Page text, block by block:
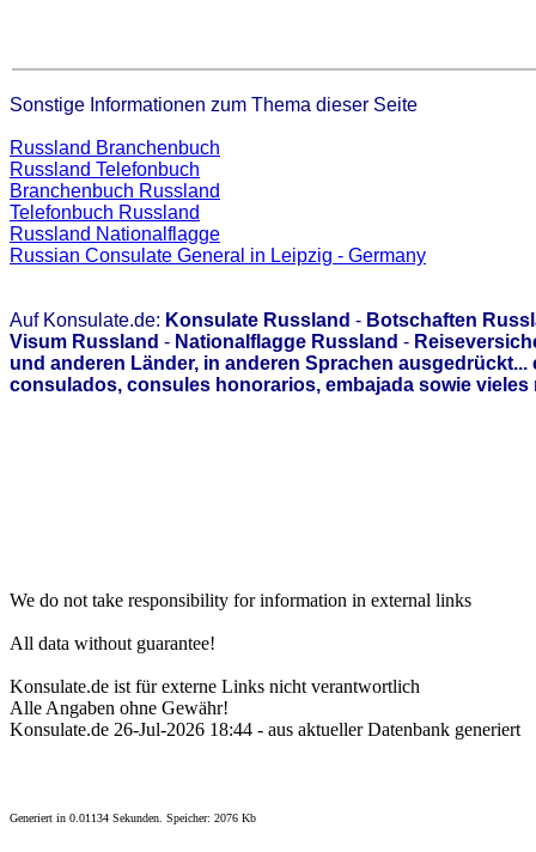
Sonstige Informationen zum Thema dieser Seite
Russland Branchenbuch
Russland Telefonbuch
Branchenbuch Russland
Telefonbuch Russland
Russland Nationalflagge
Russian Consulate General in Leipzig - Germany
Auf Konsulate.de: Konsulate Russland - Botschaften
Visum Russland - Nationalflagge Russland -
und anderen Länder, in anderen Sprachen
consulados, consules honorarios, embajada sowie vieles
We do not take responsibility for information in external links
All data without guarantee!
Konsulate.de ist für externe Links nicht verantwortlich
Alle Angaben ohne Gewähr!
Konsulate.de 26-Jul-2026 18:44 - aus aktueller Datenbank generiert
Generiert in 0.01134 Sekunden. Speicher: 2076 Kb